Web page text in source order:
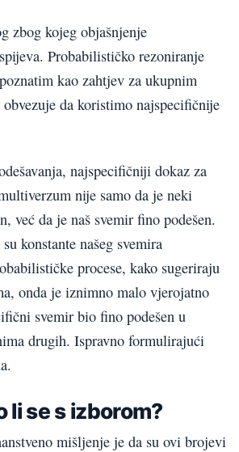
zbog kojeg objašnjenje
Probabilističko rezoniranje
kao zahtjev za ukupnim
da koristimo najspecifičnije
najspecifičniji dokaz za
nije samo da je neki
već da je naš svemir fino podešen.
konstante našeg svemira
procese, kako sugeriraju
onda je iznimno malo vjerojatno
svemir bio fino podešen u
drugih. Ispravno formulirajući
li se s izborom?
mišljenje je da su ovi brojevi